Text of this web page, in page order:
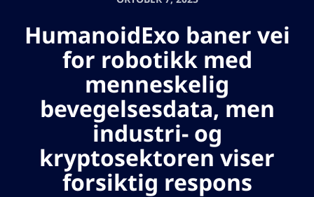
HumanoidExo baner vei
for robotikk med
menneskelig
bevegelsesdata, men
industri- og
kryptosektoren viser
forsiktig respons